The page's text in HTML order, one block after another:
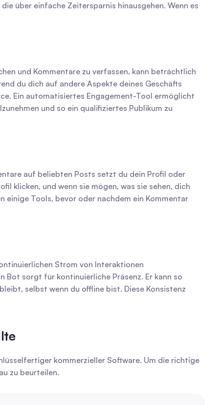
über einfache Zeitersparnis hinausgehen. Wenn es
und Kommentare zu verfassen, kann beträchtlich
du dich auf andere Aspekte deines Geschäfts
Ein automatisiertes Engagement-Tool ermöglicht
und so ein qualifiziertes Publikum zu
auf beliebten Posts setzt du dein Profil oder
klicken, und wenn sie mögen, was sie sehen, dich
einige Tools, bevor oder nachdem ein Kommentar
Strom von Interaktionen
Bot sorgt für kontinuierliche Präsenz. Er kann so
selbst wenn du offline bist. Diese Konsistenz
kommerzieller Software. Um die richtige
zu beurteilen.